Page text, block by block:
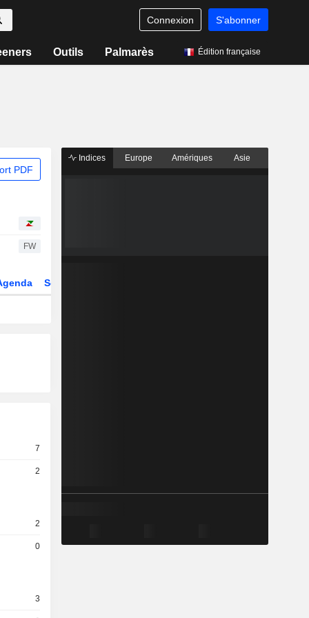
Connexion S'abonner
Outils Palmarès Édition française
PDF
FW
Secteur
7
2
2
0
3
Indices Europe Amériques Asie